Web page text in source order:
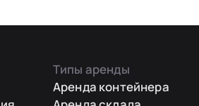
Типы аренды
Аренда контейнера